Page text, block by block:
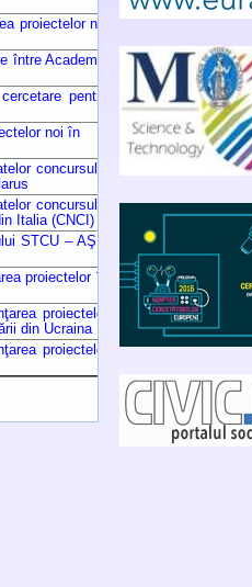
proiectelor noi
între Academia
pentru
noi în
concursului
concursului
Italia (CNCI)
STCU – AŞM
proiectelor în
proiectelor
din Ucraina
proiectelor